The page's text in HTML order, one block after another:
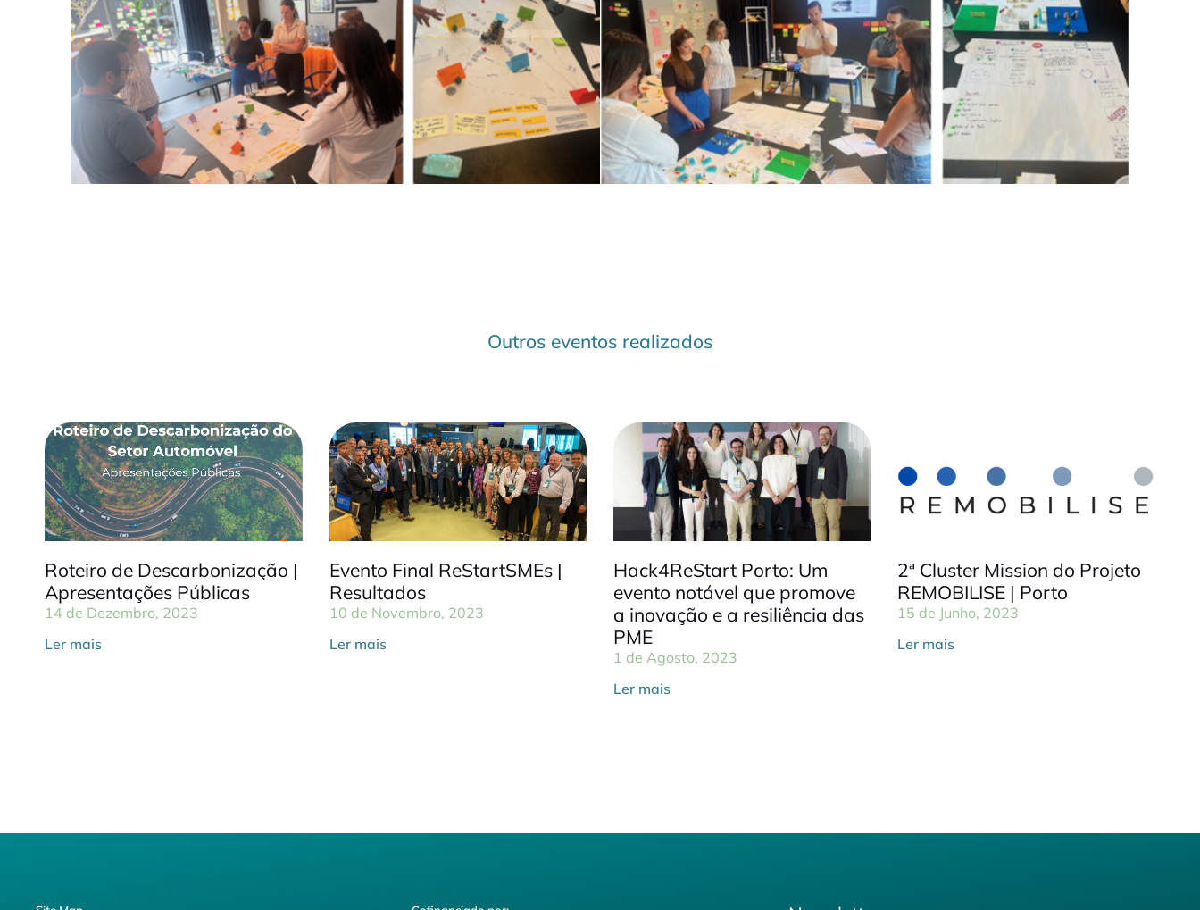
Outros eventos realizados
Roteiro de Descarbonização |
Apresentações Públicas
14 de Dezembro, 2023
Ler mais
Evento Final ReStartSMEs |
Resultados
10 de Novembro, 2023
Ler mais
Hack4ReStart Porto: Um
evento notável que promove
a inovação e a resiliência das
PME
1 de Agosto, 2023
Ler mais
2ª Cluster Mission do Projeto
REMOBILISE | Porto
15 de Junho, 2023
Ler mais